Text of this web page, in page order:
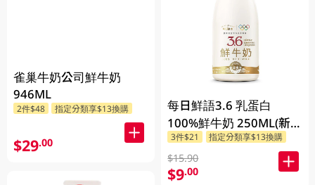
雀巢牛奶公司鮮牛奶
946ML
2件$48 指定分類享$13換購
$29.00
每日鮮語3.6 乳蛋白
100%鮮牛奶 250ML(新
舊包裝隨機發貨)
3件$21 指定分類享$13換購
$15.90
$9.00